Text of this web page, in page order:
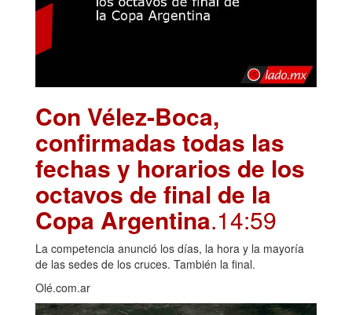
Con Vélez-Boca,
confirmadas todas las
fechas y horarios de los
octavos de final de la
Copa Argentina.14:59
La competencia anunció los días, la hora y la mayoría
de las sedes de los cruces. También la final.
Olé.com.ar